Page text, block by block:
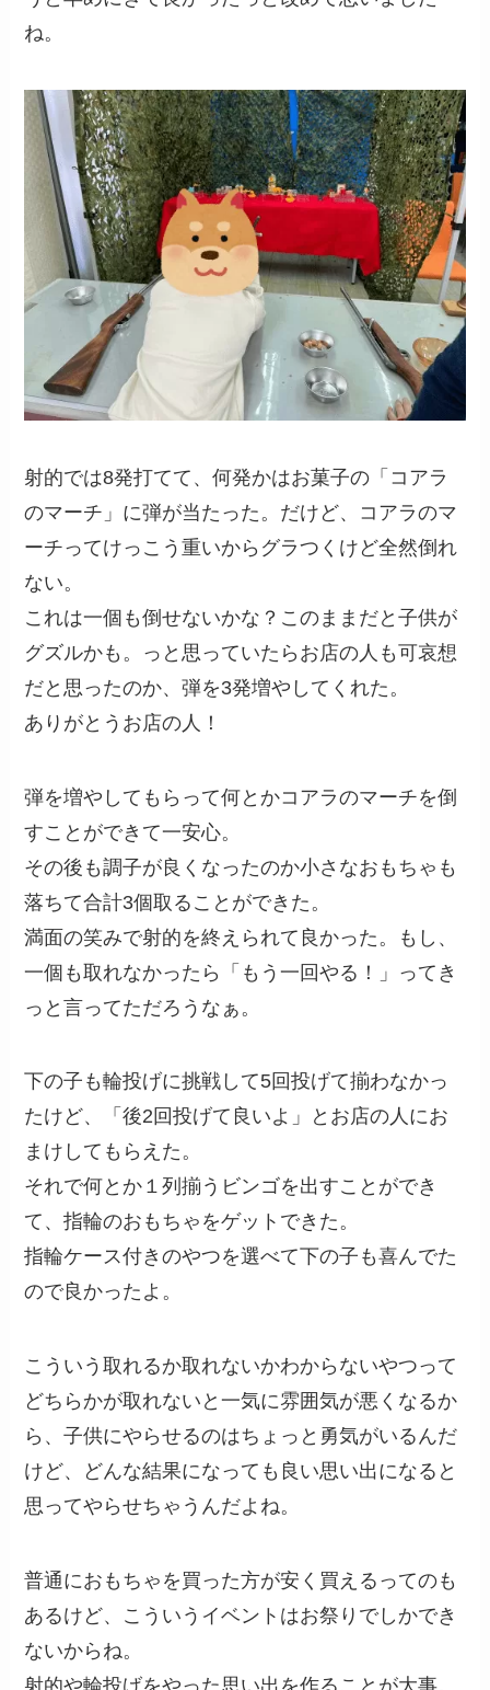
ね。
射的では8発打てて、何発かはお菓子の「コアラ
のマーチ」に弾が当たった。だけど、コアラのマ
ーチってけっこう重いからグラつくけど全然倒れ
ない。
これは一個も倒せないかな？このままだと子供が
グズルかも。っと思っていたらお店の人も可哀想
だと思ったのか、弾を3発増やしてくれた。
ありがとうお店の人！
弾を増やしてもらって何とかコアラのマーチを倒
すことができて一安心。
その後も調子が良くなったのか小さなおもちゃも
落ちて合計3個取ることができた。
満面の笑みで射的を終えられて良かった。もし、
一個も取れなかったら「もう一回やる！」ってき
っと言ってただろうなぁ。
下の子も輪投げに挑戦して5回投げて揃わなかっ
たけど、「後2回投げて良いよ」とお店の人にお
まけしてもらえた。
それで何とか１列揃うビンゴを出すことができ
て、指輪のおもちゃをゲットできた。
指輪ケース付きのやつを選べて下の子も喜んでた
ので良かったよ。
こういう取れるか取れないかわからないやつって
どちらかが取れないと一気に雰囲気が悪くなるか
ら、子供にやらせるのはちょっと勇気がいるんだ
けど、どんな結果になっても良い思い出になると
思ってやらせちゃうんだよね。
普通におもちゃを買った方が安く買えるってのも
あるけど、こういうイベントはお祭りでしかでき
ないからね。